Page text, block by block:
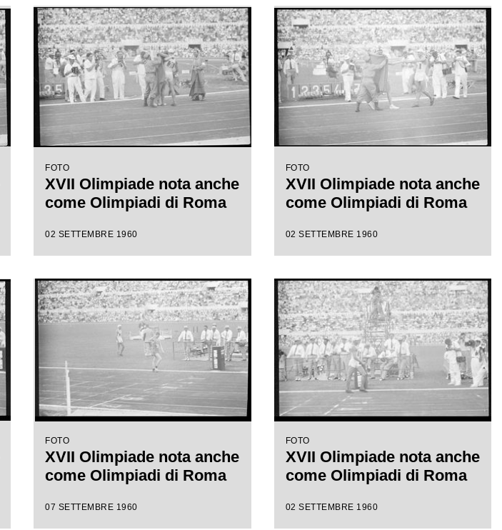
FOTO
XVII Olimpiade nota anche
come Olimpiadi di Roma
02 SETTEMBRE 1960
FOTO
XVII Olimpiade nota anche
come Olimpiadi di Roma
02 SETTEMBRE 1960
FOTO
XVII Olimpiade nota anche
come Olimpiadi di Roma
07 SETTEMBRE 1960
FOTO
XVII Olimpiade nota anche
come Olimpiadi di Roma
02 SETTEMBRE 1960